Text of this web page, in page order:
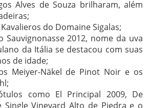
Alves de Souza brilharam, além
do Domaine Sigalas;
Sauvignonasse 2012, nome da uva
da Itália se destacou com suas
de idade;
Meiyer-Näkel de Pinot Noir e os
como El Principal 2009, De
Single Vineyard Alto de Piedra e o